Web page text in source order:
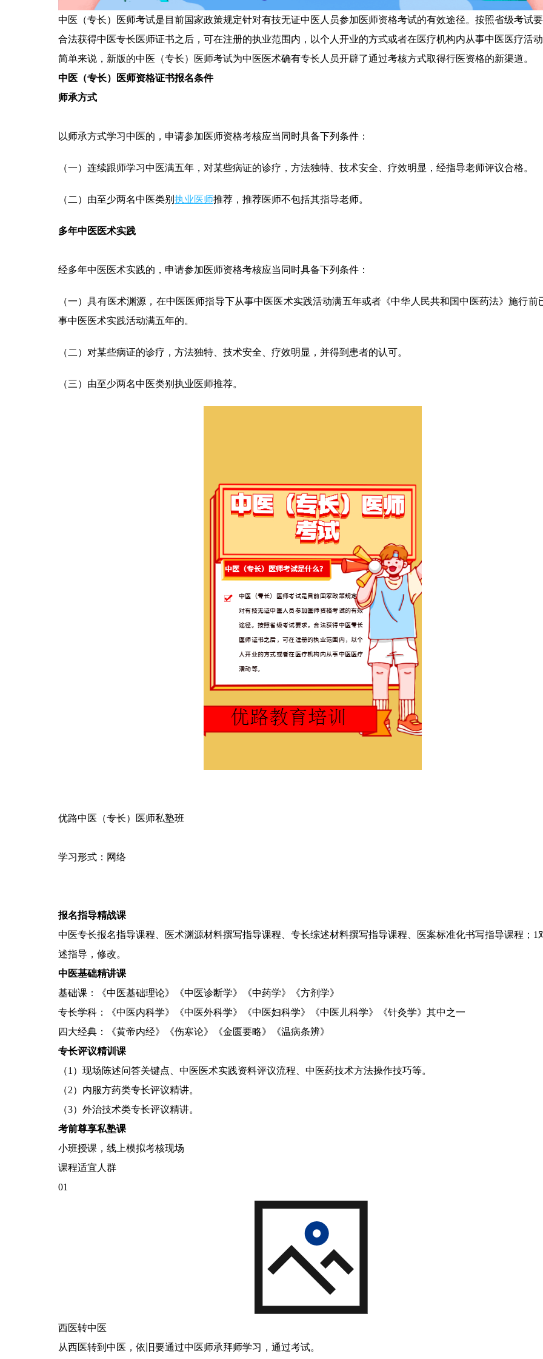
中医（专长）医师考试是目前国家政策规定针对有技无证中医人员参加医师资格考试的有效途径。按照省级考试
合法获得中医专长医师证书之后，可在注册的执业范围内，以个人开业的方式或者在医疗机构内从事中医医疗活
简单来说，新版的中医（专长）医师考试为中医医术确有专长人员开辟了通过考核方式取得行医资格的新渠道。
中医（专长）医师资格证书报名条件
师承方式
以师承方式学习中医的，申请参加医师资格考核应当同时具备下列条件：
（一）连续跟师学习中医满五年，对某些病证的诊疗，方法独特、技术安全、疗效明显，经指导老师评议合格。
（二）由至少两名中医类别 执业医师推荐，推荐医师不包括其指导老师。
多年中医医术实践
经多年中医医术实践的，申请参加医师资格考核应当同时具备下列条件：
（一）具有医术渊源，在中医医师指导下从事中医医术实践活动满五年或者《中华人民共和国中医药法》施行前
事中医医术实践活动满五年的。
（二）对某些病证的诊疗，方法独特、技术安全、疗效明显，并得到患者的认可。
（三）由至少两名中医类别执业医师推荐。
优路中医（专长）医师私塾班
学习形式：网络
报名指导精战课
中医专长报名指导课程、医术渊源材料撰写指导课程、专长综述材料撰写指导课程、医案标准化书写指导课程；1
述指导，修改。
中医基础精讲课
基础课：《中医基础理论》《中医诊断学》《中药学》《方剂学》
专长学科：《中医内科学》《中医外科学》《中医妇科学》《中医儿科学》《针灸学》其中之一
四大经典：《黄帝内经》《伤寒论》《金匮要略》《温病条辨》
专长评议精训课
（1）现场陈述问答关键点、中医医术实践资料评议流程、中医药技术方法操作技巧等。
（2）内服方药类专长评议精讲。
（3）外治技术类专长评议精讲。
考前尊享私塾课
小班授课，线上模拟考核现场
课程适宜人群
01
西医转中医
从西医转到中医，依旧要通过中医师承拜师学习，通过考试。